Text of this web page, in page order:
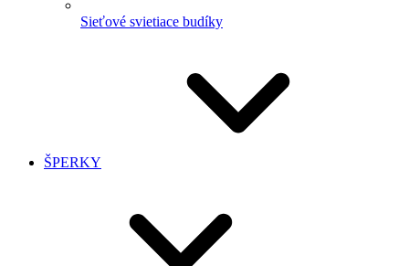
Sieťové svietiace budíky
ŠPERKY